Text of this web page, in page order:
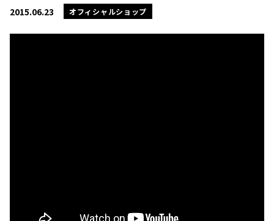
2015.06.23 オフィシャルショップ